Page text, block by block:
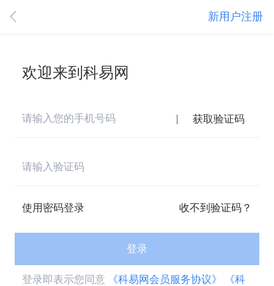
新用户注册
欢迎来到科易网
获取验证码
使用密码登录 收不到验证码？
登录
登录即表示您同意 《科易网会员服务协议》
《科